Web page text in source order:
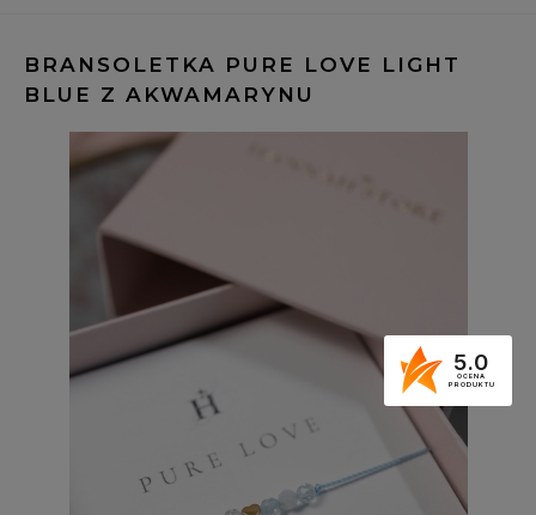
BRANSOLETKA PURE LOVE LIGHT
BLUE Z AKWAMARYNU
5.0
OCENA
PRODUKTU